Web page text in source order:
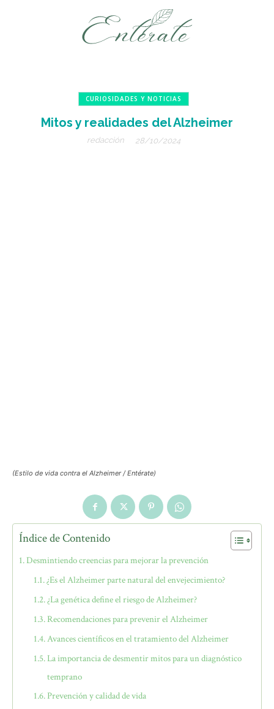
CURIOSIDADES Y NOTICIAS
Mitos y realidades del Alzheimer
redacción 28/10/2024
(Estilo de vida contra el Alzheimer / Entérate)
Índice de Contenido
Desmintiendo creencias para mejorar la prevención
¿Es el Alzheimer parte natural del envejecimiento?
¿La genética define el riesgo de Alzheimer?
Recomendaciones para prevenir el Alzheimer
Avances científicos en el tratamiento del Alzheimer
La importancia de desmentir mitos para un diagnóstico
temprano
Prevención y calidad de vida